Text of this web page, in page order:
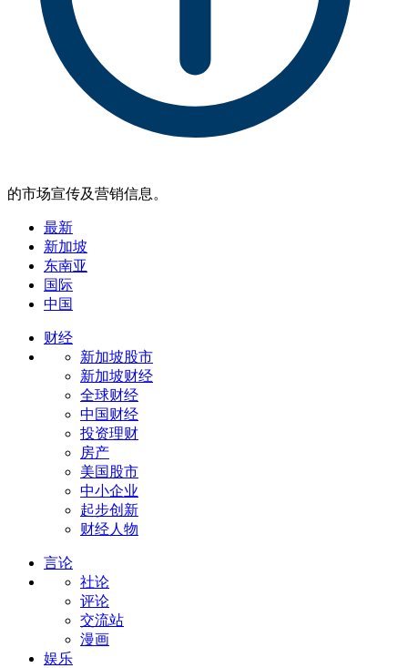
的市场宣传及营销信息。
最新
新加坡
东南亚
国际
中国
财经
新加坡股市
新加坡财经
全球财经
中国财经
投资理财
房产
美国股市
中小企业
起步创新
财经人物
言论
社论
评论
交流站
漫画
娱乐